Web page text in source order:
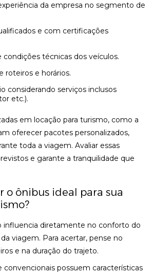
condições técnicas dos veículos.
roteiros e horários.
etc.).
em locação para turismo, como a
oferecer pacotes personalizados,
toda a viagem. Avaliar essas
e garante a tranquilidade que
o ônibus ideal para sua
influencia diretamente no conforto do
viagem. Para acertar, pense no
e na duração do trajeto.
convencionais possuem características